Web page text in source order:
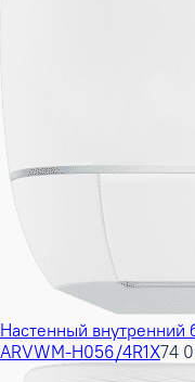
Настенный внутренний
ARVWM-H056/4R1X74